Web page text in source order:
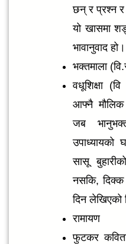
छन् र प्रश्न र
यो खासमा
भावानुवाद हो।
भक्तमाला
वधूशिक्षा
आफ्नै
जब
उपाध्यायको
सासू
नसकि, दिक्क
दिन लेखिएको
रामायण
फुटकर